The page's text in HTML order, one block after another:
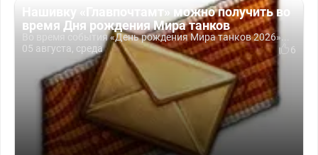
Нашивку «Главпочтамт» можно получить во
время Дня рождения Мира танков
Во время события «День рождения Мира танков 2026»...
05 августа, среда
6